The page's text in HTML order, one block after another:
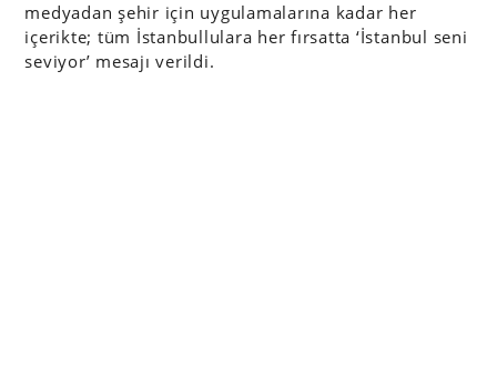
medyadan şehir için uygulamalarına kadar her
içerikte; tüm İstanbullulara her fırsatta ‘İstanbul seni
seviyor’ mesajı verildi.